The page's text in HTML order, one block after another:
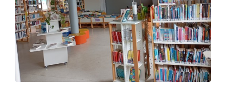
Zoom sur l'image